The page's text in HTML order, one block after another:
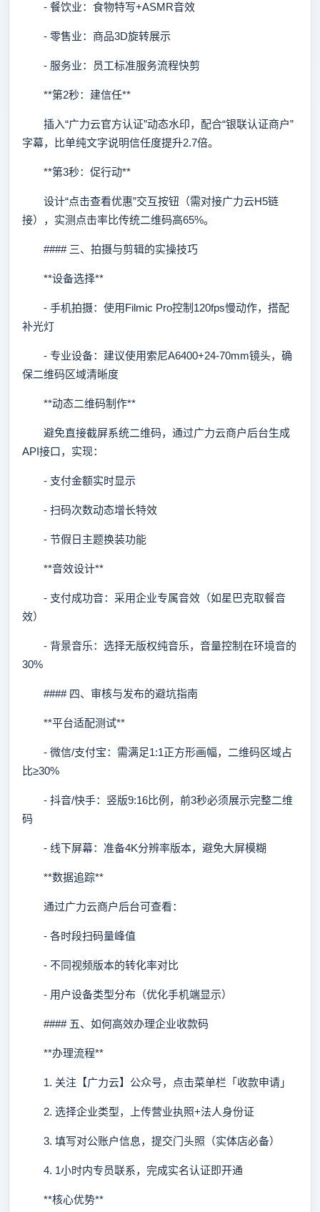
- 餐饮业：食物特写+ASMR音效
- 零售业：商品3D旋转展示
- 服务业：员工标准服务流程快剪
**第2秒：建信任**
插入“广力云官方认证”动态水印，配合“银联认证商户”
字幕，比单纯文字说明信任度提升2.7倍。
**第3秒：促行动**
设计“点击查看优惠”交互按钮（需对接广力云H5链
接），实测点击率比传统二维码高65%。
#### 三、拍摄与剪辑的实操技巧
**设备选择**
- 手机拍摄：使用Filmic Pro控制120fps慢动作，搭配
补光灯
- 专业设备：建议使用索尼A6400+24-70mm镜头，确
保二维码区域清晰度
**动态二维码制作**
避免直接截屏系统二维码，通过广力云商户后台生成
API接口，实现：
- 支付金额实时显示
- 扫码次数动态增长特效
- 节假日主题换装功能
**音效设计**
- 支付成功音：采用企业专属音效（如星巴克取餐音
效）
- 背景音乐：选择无版权纯音乐，音量控制在环境音的
30%
#### 四、审核与发布的避坑指南
**平台适配测试**
- 微信/支付宝：需满足1:1正方形画幅，二维码区域占
比≥30%
- 抖音/快手：竖版9:16比例，前3秒必须展示完整二维
码
- 线下屏幕：准备4K分辨率版本，避免大屏模糊
**数据追踪**
通过广力云商户后台可查看：
- 各时段扫码量峰值
- 不同视频版本的转化率对比
- 用户设备类型分布（优化手机端显示）
#### 五、如何高效办理企业收款码
**办理流程**
1. 关注【广力云】公众号，点击菜单栏「收款申请」
2. 选择企业类型，上传营业执照+法人身份证
3. 填写对公账户信息，提交门头照（实体店必备）
4. 1小时内专员联系，完成实名认证即开通
**核心优势**